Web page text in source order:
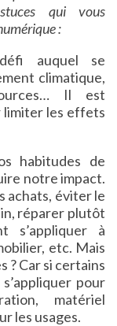
qui vous
:
auquel se
climatique,
Il est
limiter les effets
habitudes de
notre impact.
achats, éviter le
réparer plutôt
s’appliquer à
etc. Mais
? Car si certains
pour
matériel
les usages.